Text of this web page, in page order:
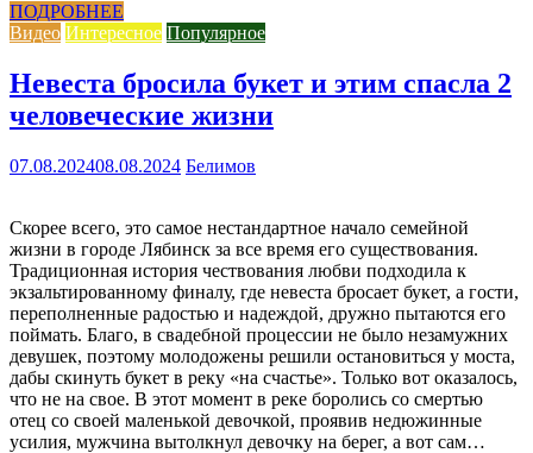
ПОДРОБНЕЕ
Видео Интересное Популярное
Невеста бросила букет и этим спасла 2
человеческие жизни
07.08.202408.08.2024 Белимов
Скорее всего, это самое нестандартное начало семейной
жизни в городе Лябинск за все время его существования.
Традиционная история чествования любви подходила к
экзальтированному финалу, где невеста бросает букет, а гости,
переполненные радостью и надеждой, дружно пытаются его
поймать. Благо, в свадебной процессии не было незамужних
девушек, поэтому молодожены решили остановиться у моста,
дабы скинуть букет в реку «на счастье». Только вот оказалось,
что не на свое. В этот момент в реке боролись со смертью
отец со своей маленькой девочкой, проявив недюжинные
усилия, мужчина вытолкнул девочку на берег, а вот сам…